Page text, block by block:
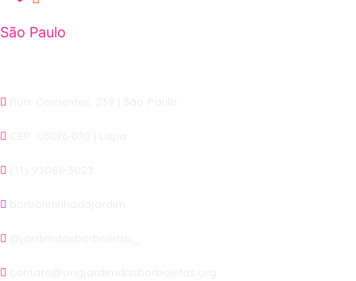
São Paulo
Rua: Corrientes, 239 | São Paulo
CEP: 05076-010 | Lapa
(11) 93086-3023
borboletinhadojardim
@jardimdasborboletas_
contato@ongjardimdasborboletas.org